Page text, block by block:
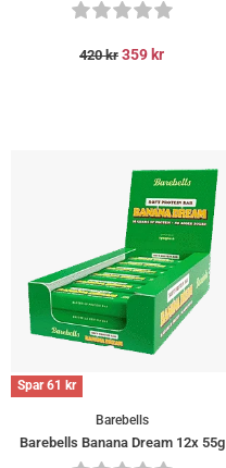
420kr 359kr
Spar61 kr
Barebells
Barebells Banana Dream 12x 55g